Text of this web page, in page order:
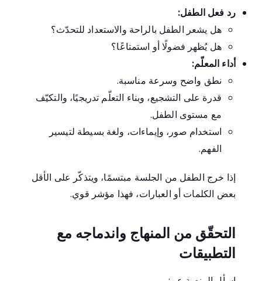
رد فعل الطفل:
هل يشعر الطفل بالراحة والاستعداد للتحدّث؟
هل يُظهر فضولًا أو استمتاعًا؟
أداء المعلّم:
نطق واضح وسرعة مناسبة.
قدرة على التشجيع، وبناء التعلّم تدريجيًا، والتكيّف
مع مستوى الطفل.
استخدام صور، وإيماءات، ولغة بسيطة لتيسير
الفهم.
إذا خرج الطفل من الجلسة مبتسمًا، ويتذكّر على الأقل
بعض الكلمات أو العبارات، فهذا مؤشر قوي.
التحقّق من المنهاج واندماجه مع
التطبيقات